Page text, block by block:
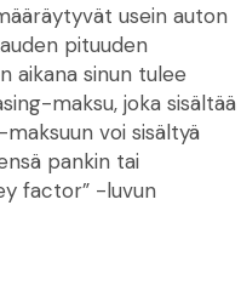
usein auton
pituuden
aikana sinun tulee
maksu, joka sisältää
voi sisältyä
pankin tai
factor” -luvun